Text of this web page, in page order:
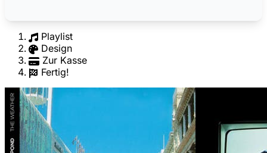
Playlist
Design
Zur Kasse
Fertig!